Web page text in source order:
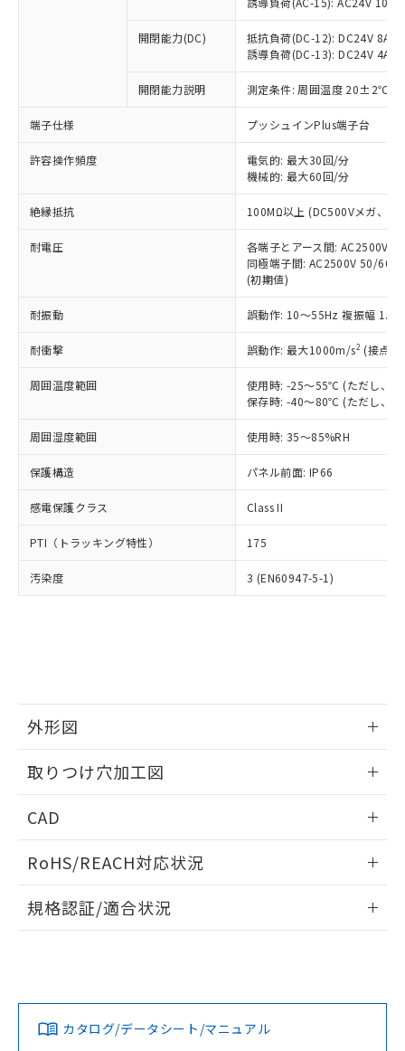
開閉能力(DC)
抵抗負荷(DC-12): DC24V 8A/
誘導負荷(DC-13): DC24V 4A/
開閉能力説明 測定条件: 周囲温度 20±2℃、
端子仕様 プッシュインPlus端子台
許容操作頻度
電気的: 最大30回/分
機械的: 最大60回/分
絶縁抵抗 100MΩ以上 (DC500Vメガ、点
耐電圧
各端子とアース間: AC2500V
同極端子間: AC2500V 50/
(初期値)
耐振動 誤動作: 10～55Hz 複振幅
耐衝撃 誤動作: 最大1000m/s2 (接点
周囲温度範囲
使用時: -25～55℃ (ただし、氷
保存時: -40～80℃ (ただし、氷
周囲湿度範囲 使用時: 35～85%RH
保護構造 パネル前面: IP66
感電保護クラス Class II
PTI（トラッキング特性） 175
汚染度 3 (EN60947-5-1)
外形図
取りつけ穴加工図
CAD
ドすることができます。
ログイン/会員登録
ダウンロードデータをご利用いただく前に、以下を必ずお読
みください。
ソフトウェアの使用条件
RoHS/REACH対応状況
EU RoHS 注意事項・凡例
対応済み
規格認証/適合状況
カタログ/データシート/マニュアル
本サービスの対象外となる商品もある
ことをご了承ください。
在庫状況および標準価格照会結果は、
記載している更新日時点での社内デー
タに基づき作成されるものであり、閲
覧された時点での実際の在庫および標
準価格とは異なる場合があることをご
正式な納期状況および標準価格はお客
様のお取引先、またはお客様担当のオ
ムロン制御機器販売店・当社販売員に
オムロン制御機器販売店や当社販売拠
販売ネットワーク
」をご確認
在庫状況および標準価格結果を当社の
事前の承諾なく第三者に漏洩または開
示しないようお願いします。
マイパーツ機能（部品リスト作成サー
ビス）をご利用いただくには、I-Web
メンバーズにご登録されている必要が
お客様が当ウェブサイト上で当社にご
登録された部品リストについて、当社
および当社の共同利用者が、当社の製
品・サービスに関するお客様との取
引・商談に必要な範囲で利用すること
※当社の共同利用者とは、"個人情報
の「1.共同利
用者の範囲」に記載されている法人を
指します。
いたものが、含有品と判明した場合などや
むを得ず変更することがあります。
鉛(Pb) 1000ppm以下、 水銀(Hg) 1000ppm以下、 カド
六価クロム(Cr(Ⅵ)) 1000ppm以下、ポリ臭化ビフェニル
類(PBB) 1000ppm以下、ポリ臭化ジフェニルエーテル類
(PBDE) 1000ppm以下、フタル酸ビス(2-エチルヘキシ
ル) (DEHP)(別名：DOP) 1000ppm以下、フタル酸ブチ
ルベンジル（BBP） 1000ppm以下、フタル酸ジブチル
（DBP） 1000ppm以下、フタル酸ジイソブチル
但し、RoHS指令で産業用監視および制御機器に対する
フタル酸エステル類の４物質については閾値を超える意
図的な使用がないことを確認しています。
部品在庫の切り替え状況などにより、予定
月が前後することがあります。
※3 非含有証明書ダウンロード
下記の非含有証明書をダウンロードするこ
EU RoHS指令（10物質）の非含有証明書
51物質の非含有証明書（当社基準）
※本証明書は発行日時点で非含有を証明す
るもので、過去に遡って非含有を証明する
既に当社にて対応品への在庫切替を完了
していることから、特段のことがない限
す。
基準値を超えていることを示します。
「－」：未確認です。当社販売部門へお問
*中国RoHS10物質の基準値 (GB/T26572)：
Pb(鉛) :1000ppm、 Hg(水銀) : 1000ppm、 Cd(カドミウ
ム) : 100ppm、
Cr(Ⅵ)(六価クロム) : 1000ppm、 PBBs(ポリ臭化ビフェ
ニル類) : 1000ppm、 PBDEs(ポリ臭化ジフェニルエーテ
ル類) : 1000ppm、
DBP(フタル酸ジブチル) : 1000ppm、 DIBP(フタル酸ジ
DEHP(フタル酸ビス(2-エチルヘキシル)) : 1000ppm
「ｅ」：有害物質（10物質）のすべてが基
準値以下であることを示します。
「10」：通常の使用状況下において有害物
質が外部に漏えいし、環境に深刻な影響を
及ぼさない年数を意味します。
「－」：未確認です。当社販売部門へお問
当社は、これら貴社製品のうち、外国
為替および外国貿易法に定める商品
（以下｢規制貨物等」という）を輸出
または国外への提供する場合は、日本
国政府の輸出許可(または役務取引許
可)を取得するなどの必要な手続きを
当社は規制貨物を破棄する場合は、完
全に破砕するなど、違法に輸出されな
いよう必要な手段を講じます。
当社は貴社製品を、核兵器、ミサイ
ル、化学兵器、生物兵器またはその他
武器並びにこれらの製造装置等に一切
当社は、貴社製品を第三者に販売する
場合は、上記1、2および3の内容を当
該第三者に通知します。また当社は、
販売先および販売に係わる関係者が違
法に輸出するおそれがある場合は、取
り引きをいたしません。
キャンセル
説明
一定数以上の在庫あり
一定数には満たないが在庫あり
在庫なし(最新の在庫状況につ
いては、お客様のお取引先、ま
たはお客様担当のオムロン制御
機器販売店・当社販売員にご確
受注生産機種、また在庫状況の
情報を公開していない機種